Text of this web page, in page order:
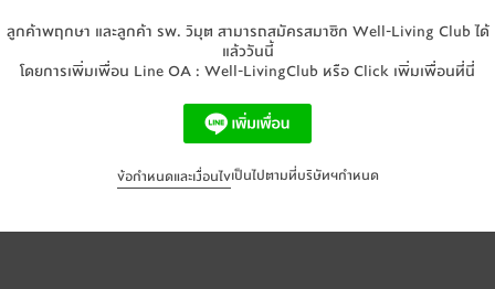
ลูกค้าพฤกษา และลูกค้า รพ. วิมุต สามารถสมัครสมาชิก Well-Living Club ได้
แล้ววันนี้
โดยการเพิ่มเพื่อน Line OA : Well-LivingClub หรือ Click เพิ่มเพื่อนที่นี่
ข้อกำหนดและเงื่อนไขเป็นไปตามที่บริษัทฯกำหนด